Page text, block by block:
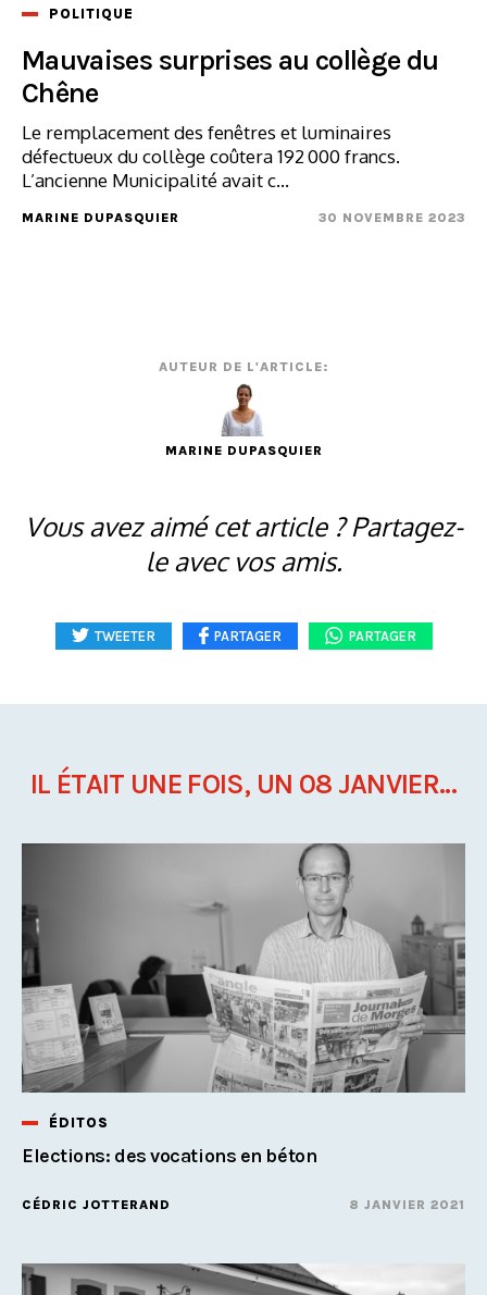
POLITIQUE
Mauvaises surprises au collège du
Chêne
Le remplacement des fenêtres et luminaires
défectueux du collège coûtera 192 000 francs.
L’ancienne Municipalité avait c...
MARINE DUPASQUIER 30 NOVEMBRE 2023
AUTEUR DE L'ARTICLE:
MARINE DUPASQUIER
Vous avez aimé cet article ? Partagez-
le avec vos amis.
TWEETER PARTAGER PARTAGER
IL ÉTAIT UNE FOIS, UN 08 JANVIER...
ÉDITOS
Elections: des vocations en béton
CÉDRIC JOTTERAND 8 JANVIER 2021